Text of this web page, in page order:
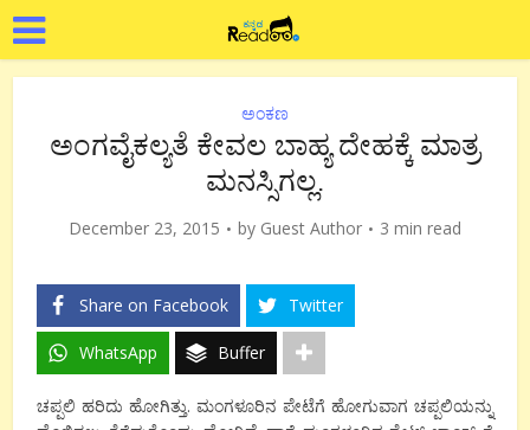
ಅಂಕಣ
ಅಂಗವೈಕಲ್ಯತೆ ಕೇವಲ ಬಾಹ್ಯ ದೇಹಕ್ಕೆ ಮಾತ್ರ
ಮನಸ್ಸಿಗಲ್ಲ.
December 23, 2015 by Guest Author 3 min read
Share on Facebook Twitter
WhatsApp Buffer
ಚಪ್ಪಲಿ ಹರಿದು ಹೋಗಿತ್ತು. ಮಂಗಳೂರಿನ ಪೇಟೆಗೆ ಹೋಗುವಾಗ ಚಪ್ಪಲಿಯನ್ನು